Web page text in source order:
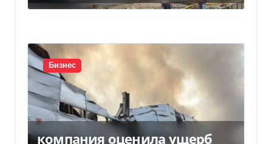
Бизнес
компания оценила ущерб